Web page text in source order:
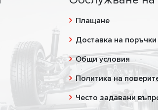
Плащане
Доставка на поръчки
Общи условия
Политика на
Често задавани